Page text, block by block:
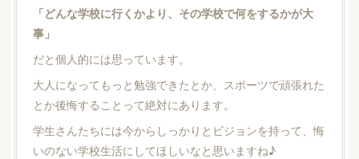
「どんな学校に行くかより、その学校で何をするかが大
事」
だと個人的には思っています。
大人になってもっと勉強できたとか、スポーツで頑張れた
とか後悔することって絶対にあります。
学生さんたちには今からしっかりとビジョンを持って、悔
いのない学校生活にしてほしいなと思いますね♪